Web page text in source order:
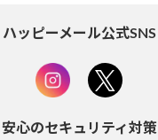
ハッピーメール公式SNS
安心のセキュリティ対策